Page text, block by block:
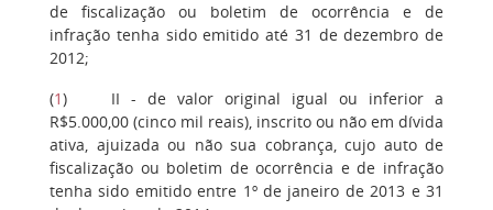
de fiscalização ou boletim de ocorrência e de
infração tenha sido emitido até 31 de dezembro de
2012;
(1) II - de valor original igual ou inferior a
R$5.000,00 (cinco mil reais), inscrito ou não em dívida
ativa, ajuizada ou não sua cobrança, cujo auto de
fiscalização ou boletim de ocorrência e de infração
tenha sido emitido entre 1º de janeiro de 2013 e 31